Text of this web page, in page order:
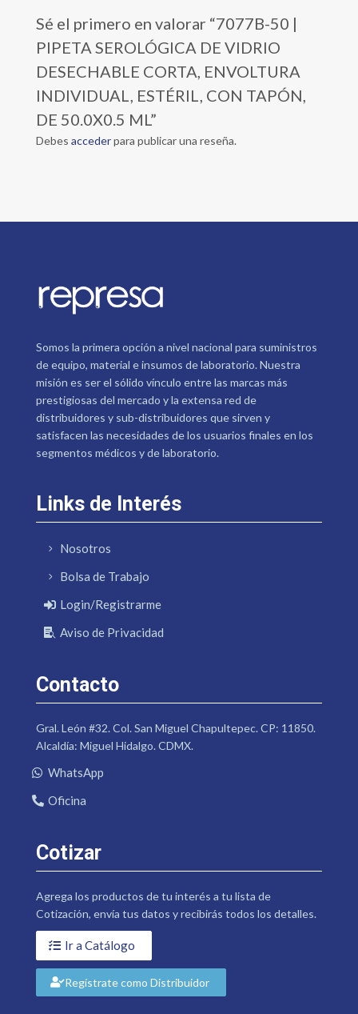
Sé el primero en valorar “7077B-50 |
PIPETA SEROLÓGICA DE VIDRIO
DESECHABLE CORTA, ENVOLTURA
INDIVIDUAL, ESTÉRIL, CON TAPÓN,
DE 50.0X0.5 ML”
Debes accederpara publicar una reseña.
Somos la primera opción a nivel nacional para suministros
de equipo, material e insumos de laboratorio. Nuestra
misión es ser el sólido vínculo entre las marcas más
prestigiosas del mercado y la extensa red de
distribuidores y sub-distribuidores que sirven y
satisfacen las necesidades de los usuarios finales en los
segmentos médicos y de laboratorio.
Links de Interés
Nosotros
Bolsa de Trabajo
Login/Registrarme
Aviso de Privacidad
Contacto
Gral. León #32. Col. San Miguel Chapultepec. CP: 11850.
Alcaldía: Miguel Hidalgo. CDMX.
WhatsApp
Oficina
Cotizar
Agrega los productos de tu interés a tu lista de
Cotización, envía tus datos y recibirás todos los detalles.
Ir a Catálogo
Regístrate como Distribuidor